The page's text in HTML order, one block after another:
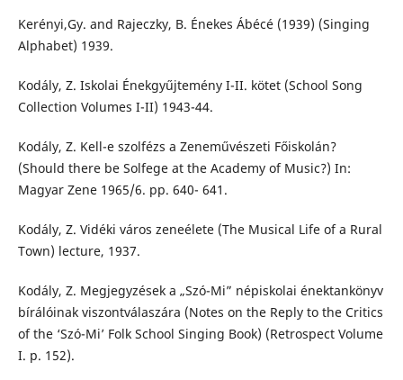
Kerényi,Gy. and Rajeczky, B. Énekes Ábécé (1939) (Singing
Alphabet) 1939.
Kodály, Z. Iskolai Énekgyűjtemény I-II. kötet (School Song
Collection Volumes I-II) 1943-44.
Kodály, Z. Kell-e szolfézs a Zeneművészeti Főiskolán?
(Should there be Solfege at the Academy of Music?) In:
Magyar Zene 1965/6. pp. 640- 641.
Kodály, Z. Vidéki város zeneélete (The Musical Life of a Rural
Town) lecture, 1937.
Kodály, Z. Megjegyzések a „Szó-Mi” népiskolai énektankönyv
bírálóinak viszontválaszára (Notes on the Reply to the Critics
of the ‘Szó-Mi’ Folk School Singing Book) (Retrospect Volume
I. p. 152).